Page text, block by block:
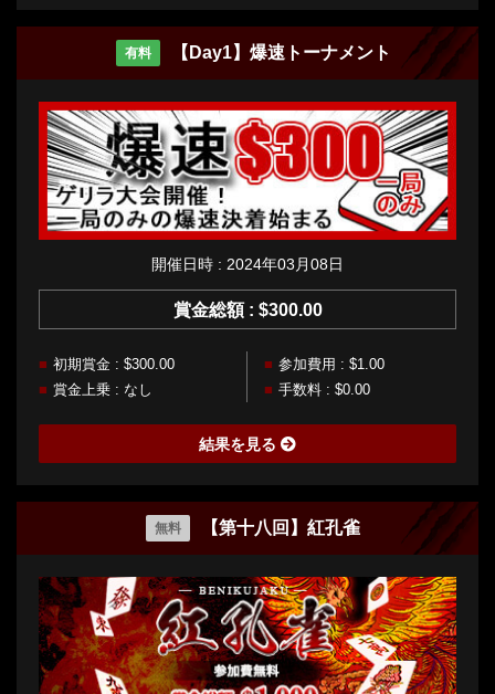
有料 【Day1】爆速トーナメント
開催日時 : 2024年03月08日
賞金総額 : $300.00
初期賞金 : $300.00
参加費用 : $1.00
賞金上乗 : なし
手数料 : $0.00
結果を見る
無料 【第十八回】紅孔雀